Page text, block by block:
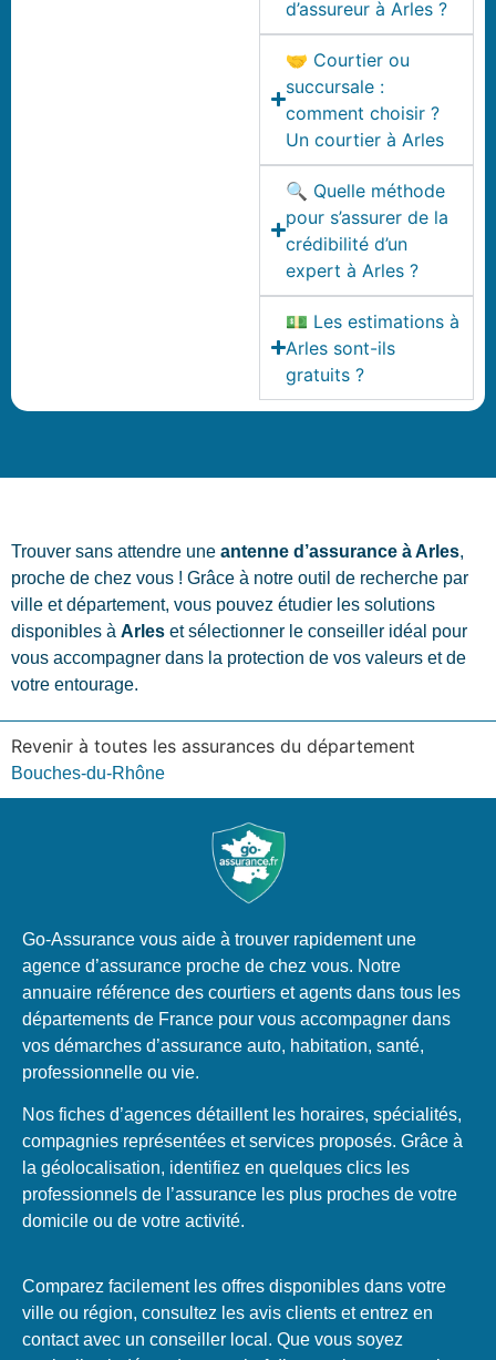
d’assureur à Arles ?
🤝 Courtier ou
succursale :
comment choisir ?
Un courtier à Arles
🔍 Quelle méthode
pour s’assurer de la
crédibilité d’un
expert à Arles ?
💵 Les estimations à
Arles sont-ils
gratuits ?
Trouver sans attendre une antenne d’assurance à Arles,
proche de chez vous ! Grâce à notre outil de recherche par
ville et département, vous pouvez étudier les solutions
disponibles à Arles et sélectionner le conseiller idéal pour
vous accompagner dans la protection de vos valeurs et de
votre entourage.
Revenir à toutes les assurances du département
Bouches-du-Rhône
Go-Assurance vous aide à trouver rapidement une
agence d’assurance proche de chez vous. Notre
annuaire référence des courtiers et agents dans tous les
départements de France pour vous accompagner dans
vos démarches d’assurance auto, habitation, santé,
professionnelle ou vie.
Nos fiches d’agences détaillent les horaires, spécialités,
compagnies représentées et services proposés. Grâce à
la géolocalisation, identifiez en quelques clics les
professionnels de l’assurance les plus proches de votre
domicile ou de votre activité.
Comparez facilement les offres disponibles dans votre
ville ou région, consultez les avis clients et entrez en
contact avec un conseiller local. Que vous soyez